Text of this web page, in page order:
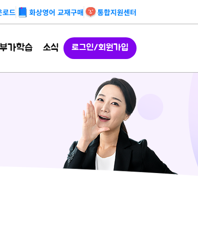
로드 화상영어 교재구매 통합지원센터
부가학습 소식 로그인/회원가입